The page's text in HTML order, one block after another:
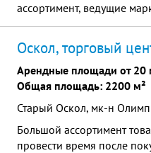
ассортимент, ведущие
Оскол, торговый
Арендные площади от 20
Общая площадь: 2200 м²
Старый Оскол, мк-н
Большой ассортимент
провести время после